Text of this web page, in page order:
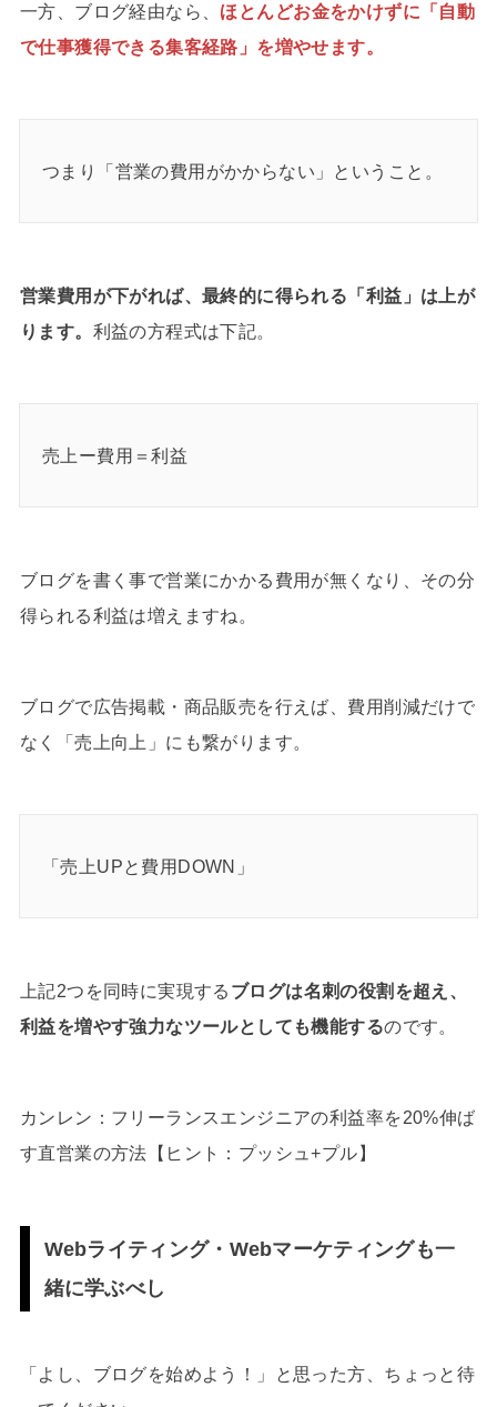
一方、ブログ経由なら、 ほとんどお金をかけずに「自動
で仕事獲得できる集客経路」を増やせます。
つまり「営業の費用がかからない」ということ。
営業費用が下がれば、最終的に得られる「利益」は上が
ります。 利益の方程式は下記。
売上ー費用＝利益
ブログを書く事で営業にかかる費用が無くなり、その分
得られる利益は増えますね。
ブログで広告掲載・商品販売を行えば、費用削減だけで
なく「売上向上」にも繋がります。
「売上UPと費用DOWN」
上記2つを同時に実現する ブログは名刺の役割を超え、
利益を増やす強力なツールとしても機能するのです。
カンレン：フリーランスエンジニアの利益率を20%伸ば
す直営業の方法【ヒント：プッシュ+プル】
Webライティング・Webマーケティングも一
緒に学ぶべし
「よし、ブログを始めよう！」と思った方、ちょっと待